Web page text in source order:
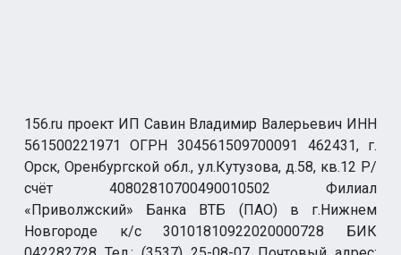
156.ru проект ИП Савин Владимир Валерьевич ИНН
561500221971 ОГРН 304561509700091 462431, г.
Орск, Оренбургской обл., ул.Кутузова, д.58, кв.12 Р/
счёт 40802810700490010502 Филиал
«Приволжский» Банка ВТБ (ПАО) в г.Нижнем
Новгороде к/с 30101810922020000728 БИК